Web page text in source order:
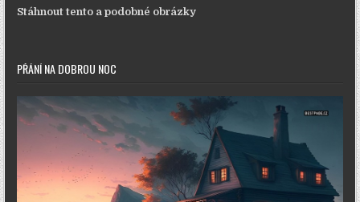
Stáhnout tento a podobné obrázky
PŘÁNÍ NA DOBROU NOC